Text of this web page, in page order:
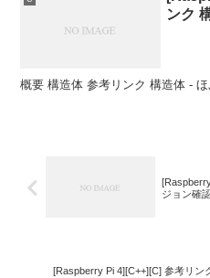
ンク
概要 構造体 参考リンク 構造体 -
ジョン確
[Raspberry Pi 4][C++][C] 参考リン